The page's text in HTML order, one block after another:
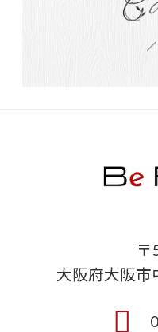
〒
大阪府大阪市